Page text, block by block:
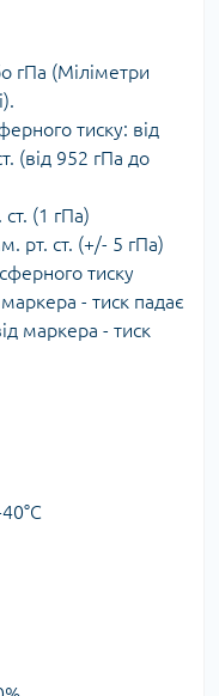
гПа (Міліметри
тиску: від
(від 952 гПа до
(1 гПа)
рт. ст. (+/- 5 гПа)
тиску
- тиск падає
маркера - тиск